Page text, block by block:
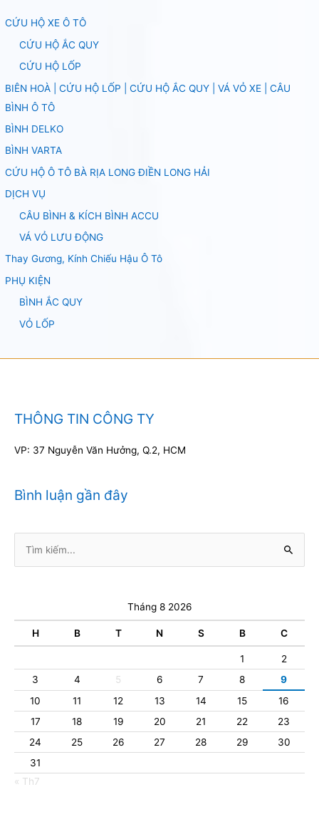
CỨU HỘ XE Ô TÔ
CỨU HỘ ẮC QUY
CỨU HỘ LỐP
BIÊN HOÀ | CỨU HỘ LỐP | CỨU HỘ ẮC QUY | VÁ VỎ XE | CÂU
BÌNH Ô TÔ
BÌNH DELKO
BÌNH VARTA
CỨU HỘ Ô TÔ BÀ RỊA LONG ĐIỀN LONG HẢI
DỊCH VỤ
CÂU BÌNH & KÍCH BÌNH ACCU
VÁ VỎ LƯU ĐỘNG
Thay Gương, Kính Chiếu Hậu Ô Tô
PHỤ KIỆN
BÌNH ẮC QUY
VỎ LỐP
THÔNG TIN CÔNG TY
VP: 37 Nguyễn Văn Hưởng, Q.2, HCM
Bình luận gần đây
kiếm:
Tháng 8 2026
H B T N S B C
1
2
3
4 5 6 7 8
9
10
11 12 13 14 15
16
17
18 19 20 21 22
23
24
25 26 27 28 29
30
31
« Th7